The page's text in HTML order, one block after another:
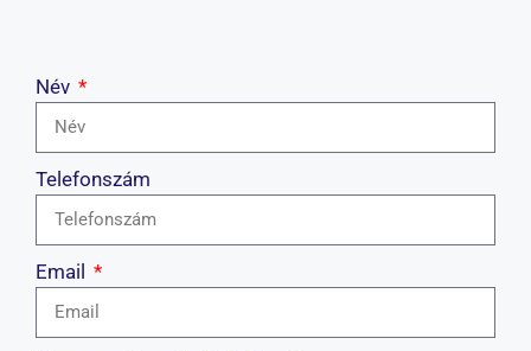
Név
Telefonszám
Email